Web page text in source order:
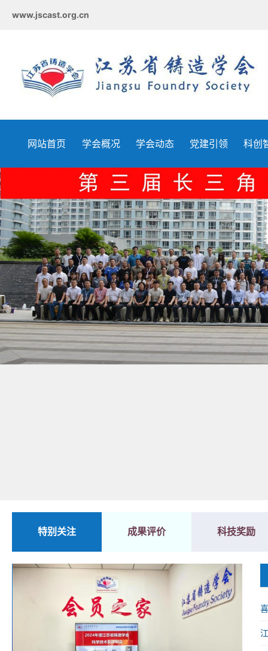
www.jscast.org.cn
网站首页 学会概况 学会动态 党建引领 科创
特别关注 成果评价 科技奖励